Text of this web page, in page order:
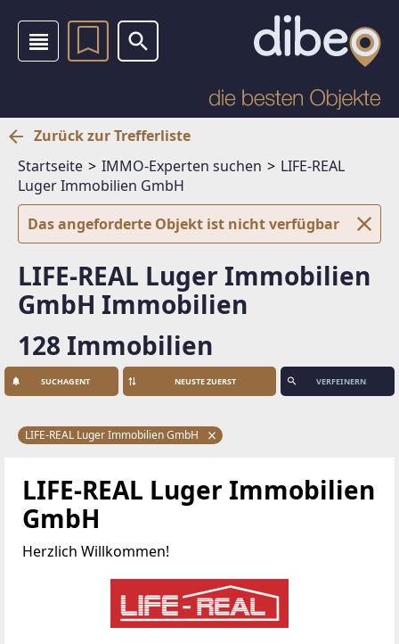
Zurück zur Trefferliste
Startseite
IMMO-Experten suchen
LIFE-REAL
Luger Immobilien GmbH
Das angeforderte Objekt ist nicht verfügbar
LIFE-REAL Luger Immobilien
GmbH Immobilien
128 Immobilien
SUCHAGENT VERFEINERN
LIFE-REAL Luger Immobilien GmbH
LIFE-REAL Luger Immobilien
GmbH
Herzlich Willkommen!